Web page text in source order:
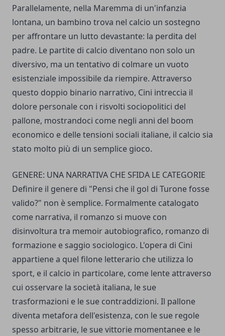
Parallelamente, nella Maremma di un'infanzia
lontana, un bambino trova nel calcio un sostegno
per affrontare un lutto devastante: la perdita del
padre. Le partite di calcio diventano non solo un
diversivo, ma un tentativo di colmare un vuoto
esistenziale impossibile da riempire. Attraverso
questo doppio binario narrativo, Cini intreccia il
dolore personale con i risvolti sociopolitici del
pallone, mostrandoci come negli anni del boom
economico e delle tensioni sociali italiane, il calcio sia
stato molto più di un semplice gioco.
GENERE: UNA NARRATIVA CHE SFIDA LE CATEGORIE
Definire il genere di "Pensi che il gol di Turone fosse
valido?" non è semplice. Formalmente catalogato
come narrativa, il romanzo si muove con
disinvoltura tra memoir autobiografico, romanzo di
formazione e saggio sociologico. L'opera di Cini
appartiene a quel filone letterario che utilizza lo
sport, e il calcio in particolare, come lente attraverso
cui osservare la società italiana, le sue
trasformazioni e le sue contraddizioni. Il pallone
diventa metafora dell'esistenza, con le sue regole
spesso arbitrarie, le sue vittorie momentanee e le